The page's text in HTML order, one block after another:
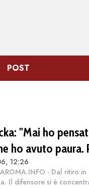
POST
"Mai ho
ho avuto paura.
a braccia
12:26
- Dal ritiro
Il difensore si è